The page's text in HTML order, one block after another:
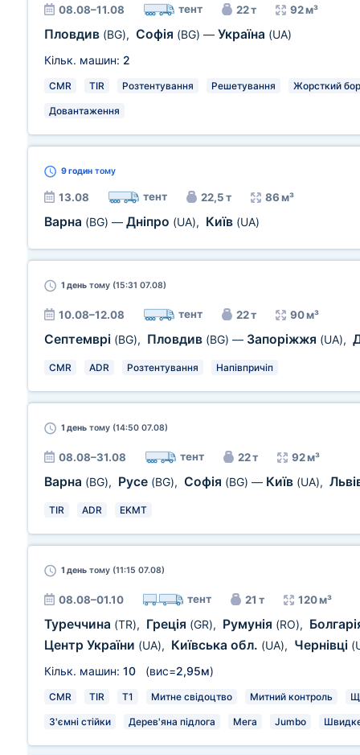
08.08–11.08 тент 22 т 92 м³
Пловдив (BG), Софія (BG) — Україна (UA)
Кільк. машин: 2
CMR TIR Розтентування Решетування Жорсткий
Довантаження
9 годин тому
13.08 тент 22,5 т 86 м³
Варна (BG) — Дніпро (UA), Київ (UA)
1 день тому (15:31 07.08)
10.08–12.08 тент 22 т 90 м³
Септемврі (BG), Пловдив (BG) — Запоріжжя (UA),
CMR ADR Розтентування Напівпричіп
1 день тому (14:50 07.08)
08.08–31.08 тент 22 т 92 м³
Варна (BG), Русе (BG), Софія (BG) — Київ (UA),
TIR ADR EKMT
1 день тому (11:15 07.08)
08.08–01.10 тент 21 т 120 м³
Туреччина (TR), Греція (GR), Румунія (RO),
Центр України (UA), Київська обл. (UA), Чернівці
Кільк. машин: 10 (вис=2,95м)
CMR TIR T1 Митне свідоцтво Митний контроль
З'ємні стійки Дерев'яна підлога Мега Jumbo